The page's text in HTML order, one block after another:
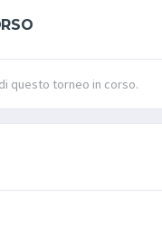
questo torneo in corso.